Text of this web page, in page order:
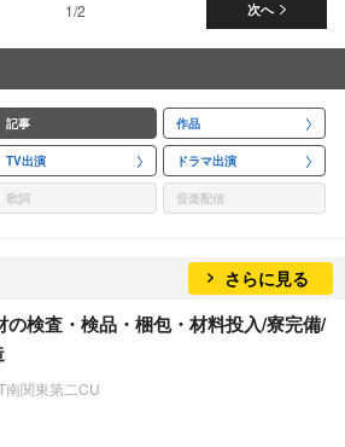
次へ
1/2
記事 作品
TV出演 ドラマ出演
歌詞 音楽配信
さらに見る
の検査・検品・梱包・材料投入/寮完備/
南関東第二CU